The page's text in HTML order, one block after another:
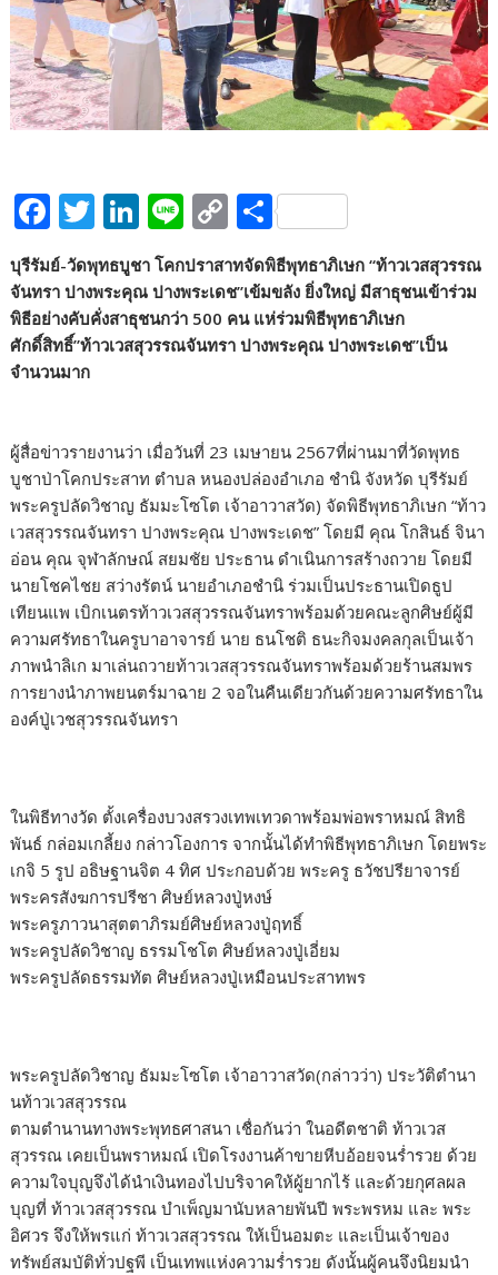
F
ac
e
b
o
o
T
itt
er
Li
n
k
e
dI
Li
n
e
C
o
p
y
Li
S
h
ar
e
บุรีรัมย์-วัดพุทธบูชา โคกปราสาทจัดพิธีพุทธาภิเษก “ท้าวเวสสุวรรณ
จันทรา ปางพระคุณ ปางพระเดช”เข้มขลัง ยิ่งใหญ่ มีสาธุชนเข้าร่วม
พิธีอย่างคับคั่งสาธุชนกว่า 500 คน แห่ร่วมพิธีพุทธาภิเษก
ศักดิ์สิทธิ์”ท้าวเวสสุวรรณจันทรา ปางพระคุณ ปางพระเดช”เป็น
จำนวนมาก
ผู้สื่อข่าวรายงานว่า เมื่อวันที่ 23 เมษายน 2567ที่ผ่านมาที่วัดพุทธ
บูชาป่าโคกประสาท ตำบล หนองปล่องอำเภอ ชำนิ จังหวัด บุรีรัมย์
พระครูปลัดวิชาญ ธัมมะโซโต เจ้าอาวาสวัด) จัดพิธีพุทธาภิเษก “ท้าว
เวสสุวรรณจันทรา ปางพระคุณ ปางพระเดช” โดยมี คุณ โกสินธ์ จินา
อ่อน คุณ จุฬาลักษณ์ สยมชัย ประธาน ดำเนินการสร้างถวาย โดยมี
นายโชคไชย สว่างรัตน์ นายอำเภอชำนิ ร่วมเป็นประธานเปิดธูป
เทียนแพ เบิกเนตรท้าวเวสสุวรรณจันทราพร้อมด้วยคณะลูกศิษย์ผู้มี
ความศรัทธาในครูบาอาจารย์ นาย ธนโชติ ธนะกิจมงคลกุลเป็นเจ้า
ภาพนำลิเก มาเล่นถวายท้าวเวสสุวรรณจันทราพร้อมด้วยร้านสมพร
การยางนำภาพยนตร์มาฉาย 2 จอในคืนเดียวกันด้วยความศรัทธาใน
องค์ปู่เวชสุวรรณจันทรา
ในพิธีทางวัด ตั้งเครื่องบวงสรวงเทพเทวดาพร้อมพ่อพราหมณ์ สิทธิ
พันธ์ กล่อมเกลี้ยง กล่าวโองการ จากนั้นได้ทำพิธีพุทธาภิเษก โดยพระ
เกจิ 5 รูป อธิษฐานจิต 4 ทิศ ประกอบด้วย พระครู ธวัชปรียาจารย์
พระครสังฆการปรีชา ศิษย์หลวงปู่หงษ์
พระครูภาวนาสุตตาภิรมย์ศิษย์หลวงปู่ฤทธิ์
พระครูปลัดวิชาญ ธรรมโชโต ศิษย์หลวงปู่เอี่ยม
พระครูปลัดธรรมทัต ศิษย์หลวงปู่เหมือนประสาทพร
พระครูปลัดวิชาญ ธัมมะโซโต เจ้าอาวาสวัด(กล่าวว่า) ประวัติตำนา
นท้าวเวสสุวรรณ
ตามตำนานทางพระพุทธศาสนา เชื่อกันว่า ในอดีตชาติ ท้าวเวส
สุวรรณ เคยเป็นพราหมณ์ เปิดโรงงานค้าขายหีบอ้อยจนร่ำรวย ด้วย
ความใจบุญจึงได้นำเงินทองไปบริจาคให้ผู้ยากไร้ และด้วยกุศลผล
บุญที่ ท้าวเวสสุวรรณ บำเพ็ญมานับหลายพันปี พระพรหม และ พระ
อิศวร จึงให้พรแก่ ท้าวเวสสุวรรณ ให้เป็นอมตะ และเป็นเจ้าของ
ทรัพย์สมบัติทั่วปฐพี เป็นเทพแห่งความร่ำรวย ดังนั้นผู้คนจึงนิยมนำ